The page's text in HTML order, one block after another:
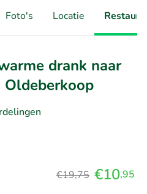
Foto's Locatie
drank naar
€19,75 €10,95